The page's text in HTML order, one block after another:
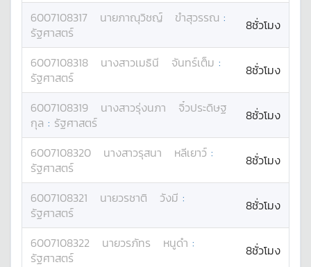
6007108317 นายภาณุวิชญ์ ขำสุวรรณ :
รัฐศาสตร์
8ชั่วโมง
6007108318 นางสาวเมธินี จันทร์เต็ม :
รัฐศาสตร์
8ชั่วโมง
6007108319 นางสาวรุ่งนภา
จิ๋วประดิษฐ
กุล : รัฐศาสตร์ 8ชั่วโมง
6007108320 นางสาวรุสนา หลีเยาว์ :
รัฐศาสตร์
8ชั่วโมง
6007108321 นายวรชาติ วังมี :
รัฐศาสตร์
8ชั่วโมง
6007108322 นายวรภัทร หนูดำ :
รัฐศาสตร์
8ชั่วโมง